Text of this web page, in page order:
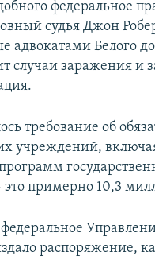
федеральное
судья Джон
адвокатами Белого
случаи заражения и
требование об
учреждений,
программ
примерно 10,3
распоряжение,